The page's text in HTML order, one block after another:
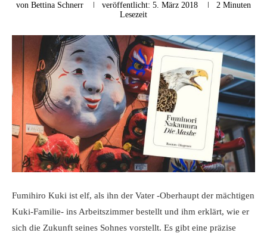
von Bettina Schnerr veröffentlicht: 5. März 2018
2 Minuten
Lesezeit
Fumihiro Kuki ist elf, als ihn der Vater -Oberhaupt der mächtigen
Kuki-Familie- ins Arbeitszimmer bestellt und ihm erklärt, wie er
sich die Zukunft seines Sohnes vorstellt. Es gibt eine präzise